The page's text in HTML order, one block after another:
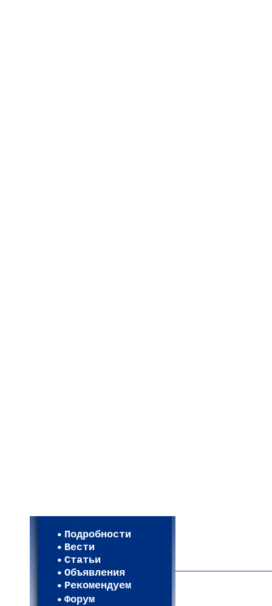
Подробности
Вести
Статьи
Объявления
Рекомендуем
Форум